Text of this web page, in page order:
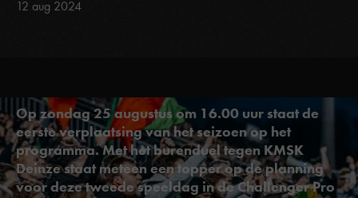
12 aug 2024
Op zondag 25 augustus om 16.00 uur staat de
eerste verplaatsing van het seizoen op het
programma. Met het burenduel tegen KMSK
Deinze staat meteen een topper op de planning
voor deze tweede speeldag in de Challenger Pro